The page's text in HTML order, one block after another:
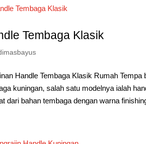
Tembaga Klasik
Handle Tembaga Klasik Rumah
kuningan, salah satu modelnya ialah
dari bahan tembaga dengan warna